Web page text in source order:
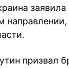
заявила
призвал